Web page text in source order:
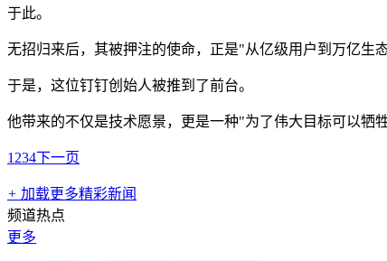
于此。
无招归来后，其被押注的使命，正是"从亿级用户到万亿生
于是，这位钉钉创始人被推到了前台。
他带来的不仅是技术愿景，更是一种"为了伟大目标可以牺
1 234下一页
+ 加载更多精彩新闻
频道热点
更多